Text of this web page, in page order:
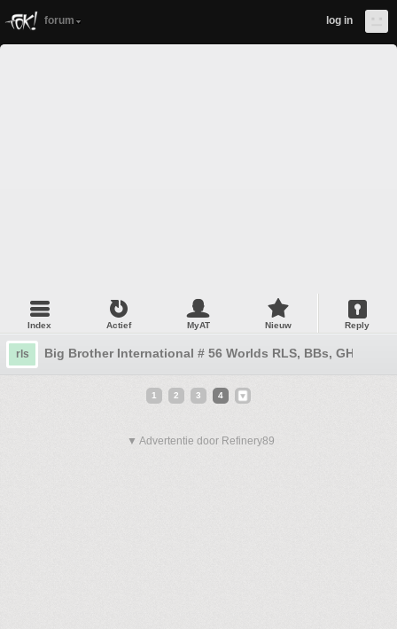
forum log in
Index Actief MyAT Nieuw Reply
rls Big Brother International # 56 Worlds RLS, BBs, GH, GF,
1 2 3 4
▼ Advertentie door Refinery89